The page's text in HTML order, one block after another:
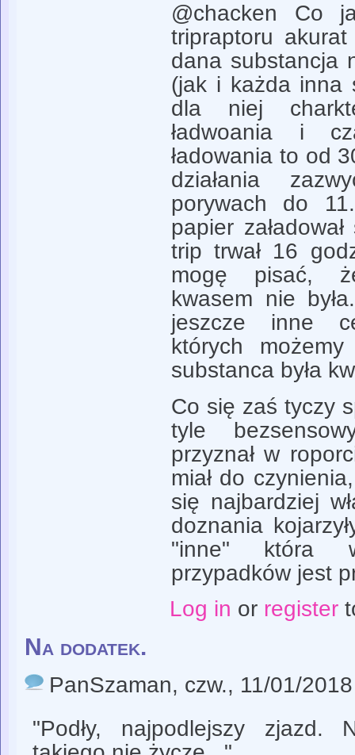
@chacken Co
tripraptoru
dana substancja
(jak i każda inna
dla niej
ładwoania i
ładowania to od
działania
porywach do
papier
trip trwał 16
mogę pisać,
kwasem nie
jeszcze inne
których
substanca była
Co się zaś tyczy
tyle
przyznał w
miał do
się najbardziej
doznania
"inne" która
przypadków jest
Log in or register
Na dodatek.
PanSzaman, czw., 11/01/
"Podły, najpodlejszy zjazd.